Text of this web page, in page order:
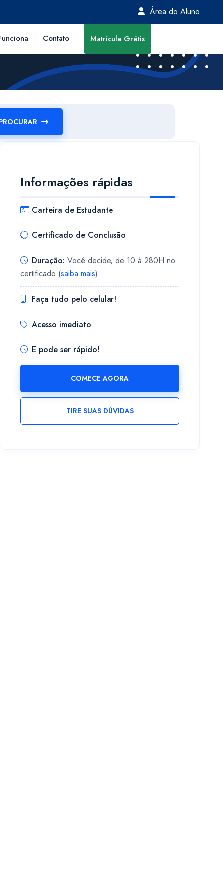
Área do Aluno
Contato Matrícula Grátis
Informações rápidas
Carteira de Estudante
Certificado de Conclusão
Duração:Você decide, de 10 à 280H no
certificado (saiba mais)
Faça tudo pelo celular!
Acesso imediato
E pode ser rápido!
COMECE AGORA
TIRE SUAS DÚVIDAS